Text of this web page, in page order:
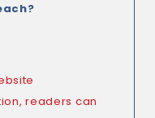
readers can